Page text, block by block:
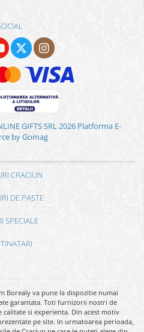
GIFTS SRL 2026 Platforma E-
by Gomag
CRACIUN
DE PASTE
SPECIALE
Borealy va pune la dispozitie numai
garantata. Toti furnizorii nostri de
si experienta. Din acest motiv
pe site. In urmatoarea perioada,